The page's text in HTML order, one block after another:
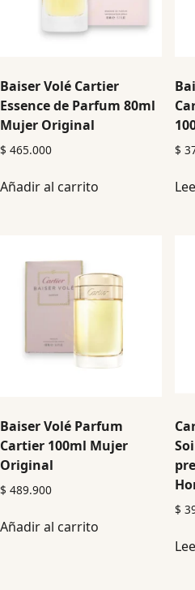
Baiser Volé Cartier
Essence de Parfum 80ml
Mujer Original
$ 465.000
Añadir al carrito
$
Baiser Volé Parfum
Cartier 100ml Mujer
Original
$ 489.900
Añadir al carrito
$